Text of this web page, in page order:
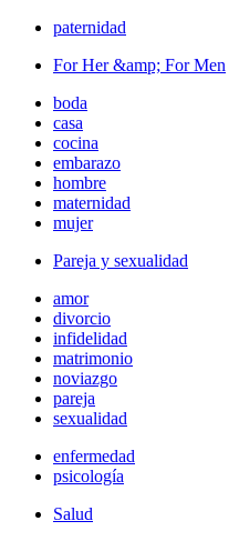
paternidad
For Her &amp; For Men
boda
casa
cocina
embarazo
hombre
maternidad
mujer
Pareja y sexualidad
amor
divorcio
infidelidad
matrimonio
noviazgo
pareja
sexualidad
enfermedad
psicología
Salud